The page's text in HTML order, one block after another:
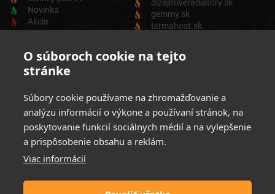
O súboroch cookie na tejto
stránke
Súbory cookie používame na zhromažďovanie a
analýzu informácií o výkone a používaní stránok, na
poskytovanie funkcií sociálnych médií a na vylepšenie
a prispôsobenie obsahu a reklám.
Viac informácií
Novinka
Akcia
dizajnoveradiatory.sk
gemmy.sk
termaheat.sk
ODBER NEWSLETTRA
Zadajte svoju e-mailovú adresu a budete vždy informovaný o
Elektrických produktov.
Súhlasim so spracovaním osobných údajov